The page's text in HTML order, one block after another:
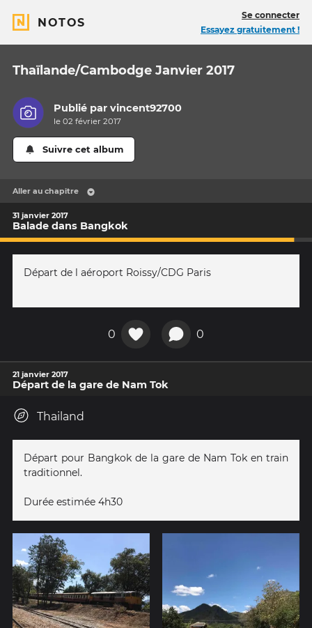
NOTOS
Se connecter
Essayez gratuitement !
Thaïlande/Cambodge Janvier 2017
Publié parvincent92700
le 02 février 2017
Suivre cet album
Aller au chapitre
31 janvier 2017
Balade dans Bangkok
Départ de l aéroport Roissy/CDG Paris
0 0
21 janvier 2017
Départ de la gare de Nam Tok
Thailand
Départ pour Bangkok de la gare de Nam Tok en train
traditionnel.
Durée estimée 4h30